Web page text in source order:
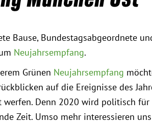
Bause, Bundestagsabgeordnete
Neujahrsempfang.
Grünen Neujahrsempfang
auf die Ereignisse des
werfen. Denn 2020 wird politisch für
Zeit. Umso mehr interessieren